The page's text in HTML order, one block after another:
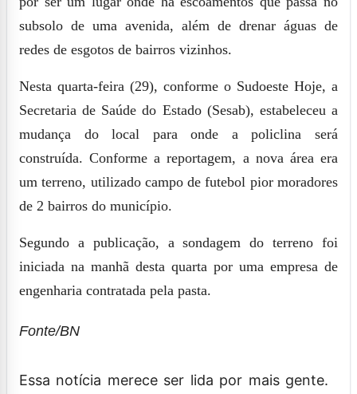
subsolo de uma avenida, além de drenar águas de
redes de esgotos de bairros vizinhos.
Nesta quarta-feira (29), conforme o Sudoeste Hoje, a
Secretaria de Saúde do Estado (Sesab), estabeleceu a
mudança do local para onde a policlina será
construída. Conforme a reportagem, a nova área era
um terreno, utilizado campo de futebol pior moradores
de 2 bairros do município.
Segundo a publicação, a sondagem do terreno foi
iniciada na manhã desta quarta por uma empresa de
engenharia contratada pela pasta.
Fonte/BN
Essa notícia merece ser lida por mais gente.